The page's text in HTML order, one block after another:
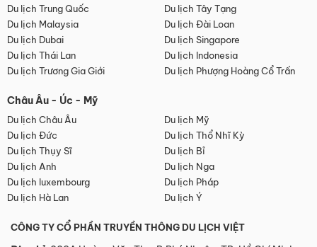
Du lịch Trung Quốc
Du lịch Tây Tạng
Du lịch Malaysia
Du lịch Đài Loan
Du lịch Dubai
Du lịch Singapore
Du lịch Thái Lan
Du lịch Indonesia
Du lịch Trương Gia Giới
Du lịch Phượng Hoàng Cổ Trấn
Châu Âu - Úc - Mỹ
Du lịch Châu Âu
Du lịch Mỹ
Du lịch Đức
Du lịch Thổ Nhĩ Kỳ
Du lịch Thụy Sĩ
Du lịch Bỉ
Du lịch Anh
Du lịch Nga
Du lịch luxembourg
Du lịch Pháp
Du lịch Hà Lan
Du lịch Ý
CÔNG TY CỔ PHẦN TRUYỀN THÔNG DU LỊCH VIỆT